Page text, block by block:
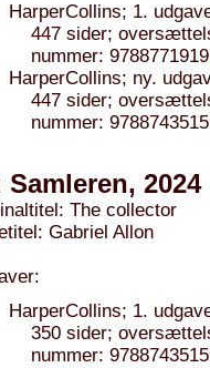
HarperCollins; 1.
447 sider;
nummer:
HarperCollins; ny.
447 sider;
nummer:
Samleren, 2024
The collector
Gabriel Allon
HarperCollins; 1.
350 sider;
nummer: